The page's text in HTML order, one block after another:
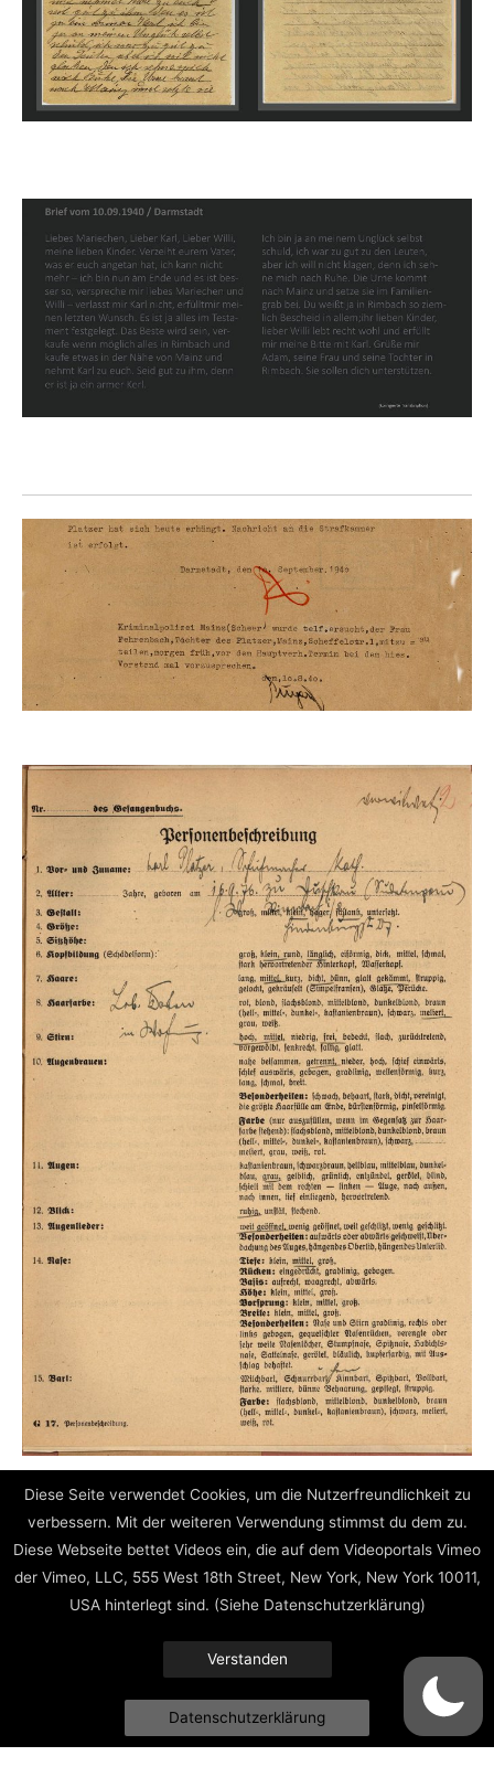
weiter →
Diese Seite verwendet Cookies, um die Nutzerfreundlichkeit zu
verbessern. Mit der weiteren Verwendung stimmst du dem zu.
Diese Webseite bettet Videos ein, die auf dem Videoportals Vimeo
der Vimeo, LLC, 555 West 18th Street, New York, New York 10011,
USA hinterlegt sind. (Siehe Datenschutzerklärung)
Verstanden
Datenschutzerklärung